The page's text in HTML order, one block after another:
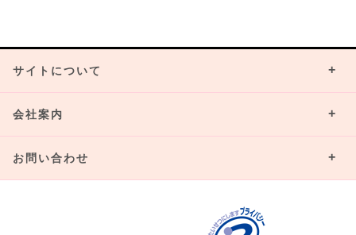
サイトについて
会社案内
お問い合わせ